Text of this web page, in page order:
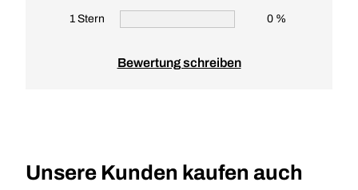
1 Stern 0 %
Bewertung schreiben
Unsere Kunden kaufen auch